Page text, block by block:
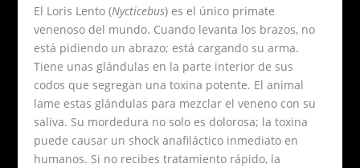
El Loris Lento (Nycticebus) es el único primate
venenoso del mundo. Cuando levanta los brazos, no
está pidiendo un abrazo; está cargando su arma.
Tiene unas glándulas en la parte interior de sus
codos que segregan una toxina potente. El animal
lame estas glándulas para mezclar el veneno con su
saliva. Su mordedura no solo es dolorosa; la toxina
puede causar un shock anafiláctico inmediato en
humanos. Si no recibes tratamiento rápido, la